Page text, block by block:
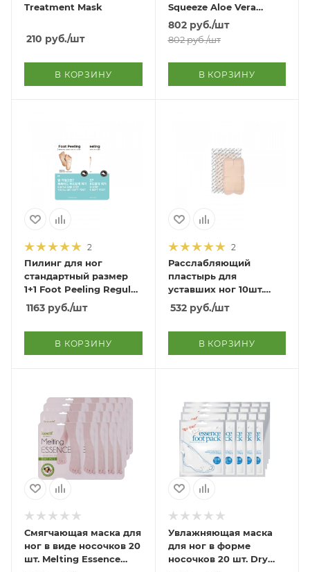
Treatment Mask
210 руб./шт
В КОРЗИНУ
Squeeze Aloe Vera
Moisture Foot Mask
802руб./шт
802руб./шт
В КОРЗИНУ
2
Пилинг для ног
стандартный размер
1+1 Foot Peeling Regular
Size 1+1
1163 руб./шт
В КОРЗИНУ
2
Расслабляющий
пластырь для
уставших ног 10шт.
Help Me Foot Heel
Patch 10ea
532руб./шт
В КОРЗИНУ
Смягчающая маска для
ног в виде носочков 20
шт. Melting Essence
Увлажняющая маска
для ног в форме
носочков 20 шт. Dry